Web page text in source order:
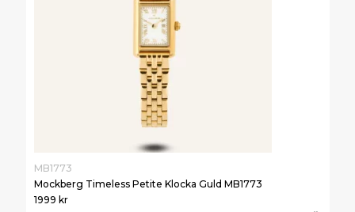
MB1773
Mockberg Timeless Petite Klocka Guld MB1773
1999 kr